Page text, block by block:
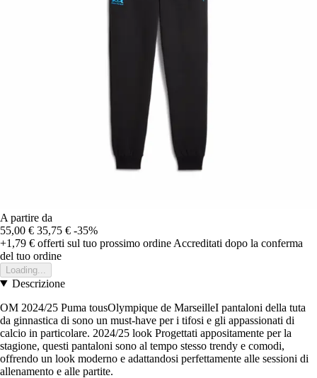
A partire da
55,00 € 35,75 € -35%
+1,79 € offerti sul tuo prossimo ordine Accreditati dopo la conferma
del tuo ordine
Loading...
Descrizione
OM 2024/25 Puma tousOlympique de MarseilleI pantaloni della tuta
da ginnastica di sono un must-have per i tifosi e gli appassionati di
calcio in particolare. 2024/25 look Progettati appositamente per la
stagione, questi pantaloni sono al tempo stesso trendy e comodi,
offrendo un look moderno e adattandosi perfettamente alle sessioni di
allenamento e alle partite.